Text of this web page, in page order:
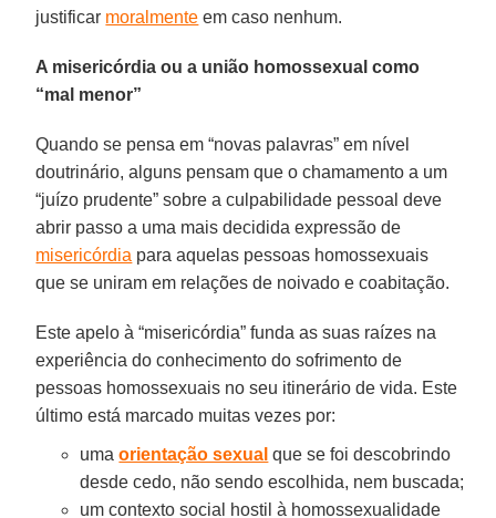
justificar moralmente em caso nenhum.
A misericórdia ou a união homossexual como
“mal menor”
Quando se pensa em “novas palavras” em nível
doutrinário, alguns pensam que o chamamento a um
“juízo prudente” sobre a culpabilidade pessoal deve
abrir passo a uma mais decidida expressão de
misericórdia para aquelas pessoas homossexuais
que se uniram em relações de noivado e coabitação.
Este apelo à “misericórdia” funda as suas raízes na
experiência do conhecimento do sofrimento de
pessoas homossexuais no seu itinerário de vida. Este
último está marcado muitas vezes por:
umaorientação sexual que se foi descobrindo
desde cedo, não sendo escolhida, nem buscada;
um contexto social hostil à homossexualidade